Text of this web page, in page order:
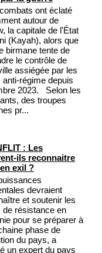
ont éclaté
autour de
la capitale de l'État
(Kayah), alors que
birmane tente de
le contrôle de
assiégée par les
anti-régime depuis
2023. Selon les
des troupes
pr...
: Les
ils reconnaitre
exil ?
devraient
et soutenir les
de résistance en
pour se préparer à
phase de
du pays, a
un expert du pays